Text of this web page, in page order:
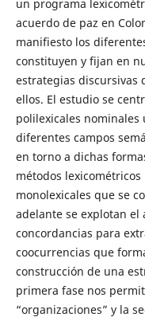
un programa
acuerdo de paz en
manifiesto los
constituyen y fijan en
estrategias discursivas
ellos. El estudio se
polilexicales nominales
diferentes campos
en torno a dichas
métodos
monolexicales que se
adelante se explotan
concordancias para
coocurrencias que
construcción de una
primera fase nos
“organizaciones” y la